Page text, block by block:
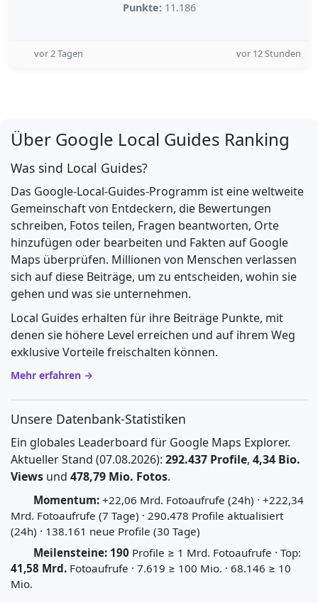
Punkte: 11.186
vor 2 Tagen vor 12 Stunden
Über Google Local Guides Ranking
Was sind Local Guides?
Das Google-Local-Guides-Programm ist eine weltweite
Gemeinschaft von Entdeckern, die Bewertungen
schreiben, Fotos teilen, Fragen beantworten, Orte
hinzufügen oder bearbeiten und Fakten auf Google
Maps überprüfen. Millionen von Menschen verlassen
sich auf diese Beiträge, um zu entscheiden, wohin sie
gehen und was sie unternehmen.
Local Guides erhalten für ihre Beiträge Punkte, mit
denen sie höhere Level erreichen und auf ihrem Weg
exklusive Vorteile freischalten können.
Mehr erfahren →
Unsere Datenbank-Statistiken
Ein globales Leaderboard für Google Maps Explorer.
Aktueller Stand (07.08.2026): 292.437 Profile, 4,34 Bio.
Views und 478,79 Mio. Fotos.
Momentum: +22,06 Mrd. Fotoaufrufe (24h) · +222,34
Mrd. Fotoaufrufe (7 Tage) · 290.478 Profile aktualisiert
(24h) · 138.161 neue Profile (30 Tage)
Meilensteine: 190 Profile ≥ 1 Mrd. Fotoaufrufe · Top:
41,58 Mrd. Fotoaufrufe · 7.619 ≥ 100 Mio. · 68.146 ≥ 10
Mio.